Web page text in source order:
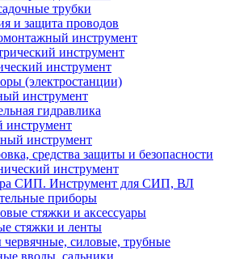
трубки
и защита проводов
инструмент
инструмент
инструмент
(электростанции)
инструмент
гидравлика
инструмент
инструмент
средства защиты и безопасности
инструмент
СИП. Инструмент для СИП, ВЛ
приборы
стяжки и аксессуары
стяжки и ленты
силовые, трубные
вводы, сальники